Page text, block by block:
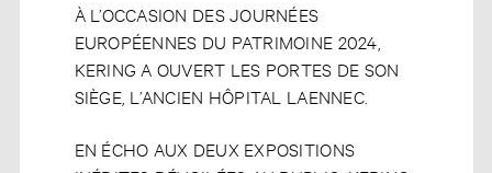
À L’OCCASION DES JOURNÉES
EUROPÉENNES DU PATRIMOINE 2024,
KERING A OUVERT LES PORTES DE SON
SIÈGE, L’ANCIEN HÔPITAL LAENNEC.
EN ÉCHO AUX DEUX EXPOSITIONS